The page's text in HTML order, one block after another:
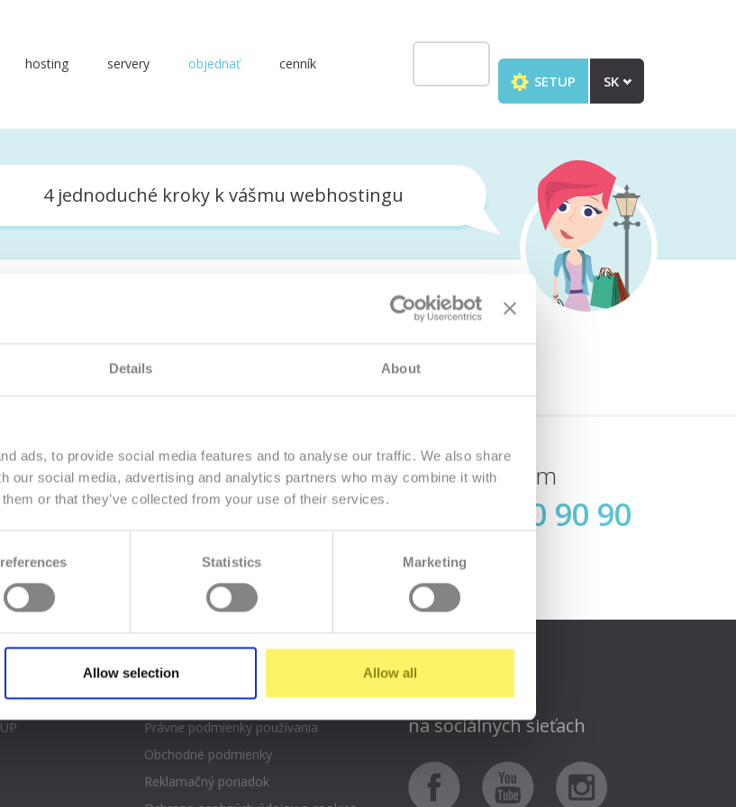
Details About
ads, to provide social media features and to analyse our traffic. We also share
our social media, advertising and analytics partners who may combine it with
or that they’ve collected from your use of their services.
Statistics Marketing
Allow selection Allow all
SETUP SK
hosting servery objednať cenník
4 jednoduché kroky k vášmu webhostingu
Zadajte
e-
prihlásiť
Zavolajte nám
02 / 70 70 90 90
domén
Prehlásenie o prístupnosti
Právne podmienky používania
Obchodné podmienky
Reklamačný poriadok
Sledujte nás aj
na sociálnych sieťach